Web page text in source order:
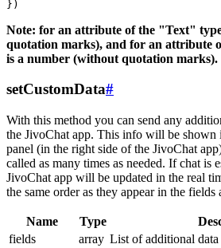
Note: for an attribute of the "Text"
quotation marks), and for an attribute
is a number (without quotation marks).
setCustomData#
With this method you can send any
the JivoChat app. This info will be shown
panel (in the right side of the JivoChat
called as many times as needed. If chat is
JivoChat app will be updated in the real
the same order as they appear in the fields
Name Type
fields
array List of additional